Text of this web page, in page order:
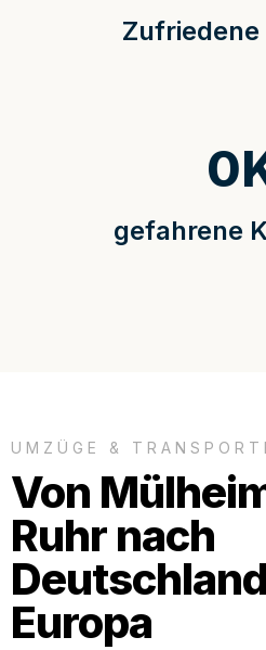
Zufriedene
gefahrene
0
UMZÜGE &
Von
Ruhr nach
Europa